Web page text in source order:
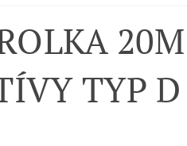
20M
TYP